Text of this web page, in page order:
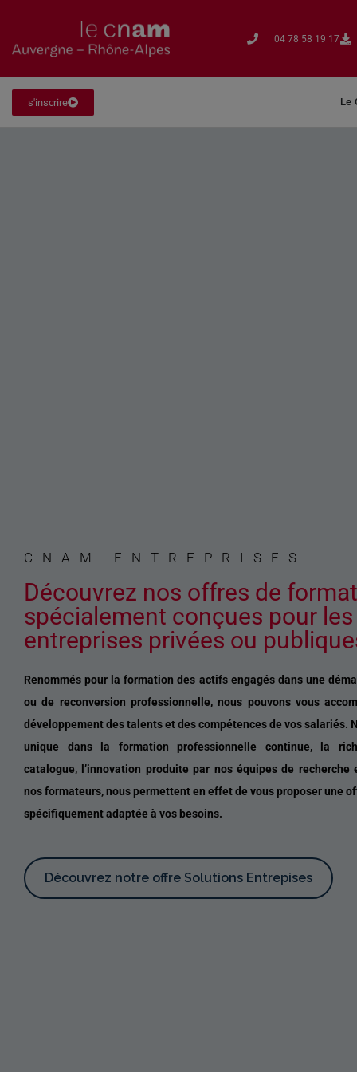
04 78 58 19 17​
s'inscrire Le
CNAM ENTREPRISES​
Découvrez nos offres de
spécialement conçues pour les
entreprises privées ou
Renommés pour la formation des actifs engagés dans une
ou de reconversion professionnelle, nous pouvons vous
développement des talents et des compétences de vos salariés.
unique dans la formation professionnelle continue, la
catalogue, l’innovation produite par nos équipes de recherche
nos formateurs, nous permettent en effet de vous proposer une
spécifiquement adaptée à vos besoins.
Découvrez notre offre Solutions Entrepises